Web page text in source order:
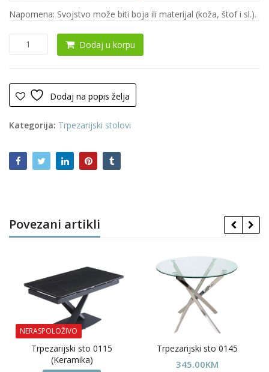
Napomena: Svojstvo može biti boja ili materijal (koža, štof i sl.).
Trpezarijski
količina
Dodaj u korpu
Dodaj na popis želja
Kategorija: Trpezarijski stolovi
Povezani artikli
NERASPOLOŽIVO
Trpezarijski sto 0115
(Keramika)
Trpezarijski sto 0145
345.00KM